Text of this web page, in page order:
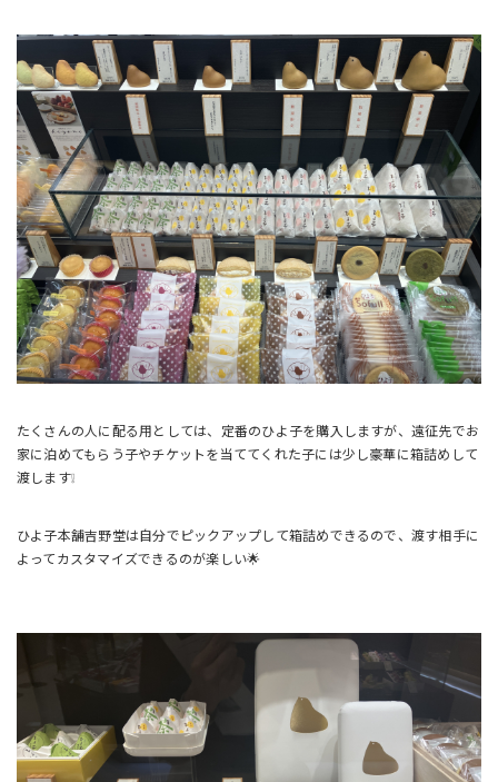
たくさんの人に配る用としては、定番のひよ子を購入しますが、遠征先でお
家に泊めてもらう子やチケットを当ててくれた子には少し豪華に箱詰めして
渡します❕
ひよ子本舗吉野堂は自分でピックアップして箱詰めできるので、渡す相手に
よってカスタマイズできるのが楽しい🌟